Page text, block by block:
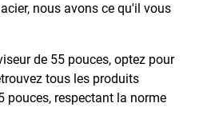
nous avons ce qu'il vous
de 55 pouces, optez pour
tous les produits
pouces, respectant la norme